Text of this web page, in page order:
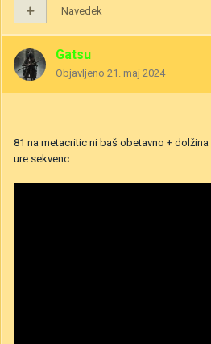
Navedek
Gatsu
Objavljeno 21. maj 2024
81 na metacritic ni baš obetavno +
ure sekvenc.